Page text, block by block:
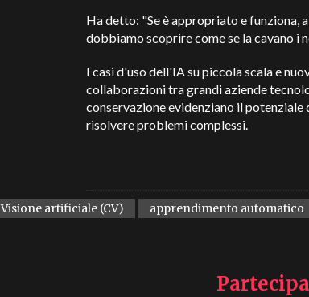
Ha detto: "Se è appropriato e funziona,
dobbiamo scoprire come se la cavano i
I casi d'uso dell'IA su piccola scala e
collaborazioni tra grandi aziende
conservazione evidenziano il
risolvere problemi complessi.
Visione artificiale (CV) apprendimento automatico